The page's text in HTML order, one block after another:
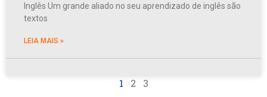
Inglês Um grande aliado no seu aprendizado de inglês são
textos
LEIA MAIS »
1 2 3